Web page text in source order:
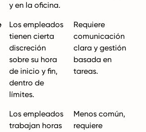
y en la oficina.
Los empleados
tienen cierta
discreción
sobre su hora
de inicio y fin,
dentro de
límites.
Requiere
comunicación
clara y gestión
basada en
tareas.
Los empleados
trabajan horas
Menos común,
requiere